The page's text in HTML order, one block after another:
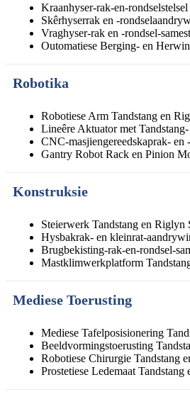
Kraanhyser-rak-en-rondselstelsel
Skêrhyserrak en -
Vraghyser-rak en -rondsel-
Outomatiese Berging- en
Robotika
Robotiese Arm Tandstang en
Lineêre Aktuator met
CNC-masjiengereedskaprak- en
Gantry Robot Rack en Pinion
Konstruksie
Steierwerk Tandstang en Riglyn
Hysbakrak- en kleinrat-
Brugbekisting-rak-en-rondsel-
Mastklimwerkplatform
Mediese Toerusting
Mediese Tafelposisionering
Beeldvormingstoerusting
Robotiese Chirurgie Tandstang
Prostetiese Ledemaat